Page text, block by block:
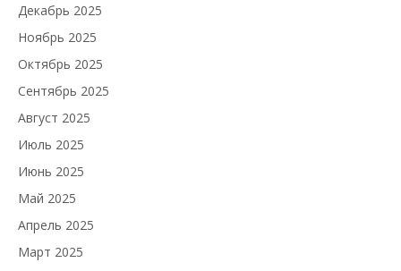
Декабрь 2025
Ноябрь 2025
Октябрь 2025
Сентябрь 2025
Август 2025
Июль 2025
Июнь 2025
Май 2025
Апрель 2025
Март 2025